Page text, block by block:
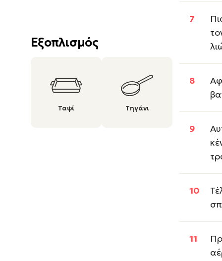
Εξοπλισμός
Ταψί Τηγάνι